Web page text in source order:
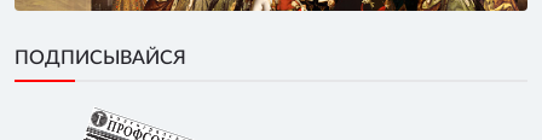
ПОДПИСЫВАЙСЯ